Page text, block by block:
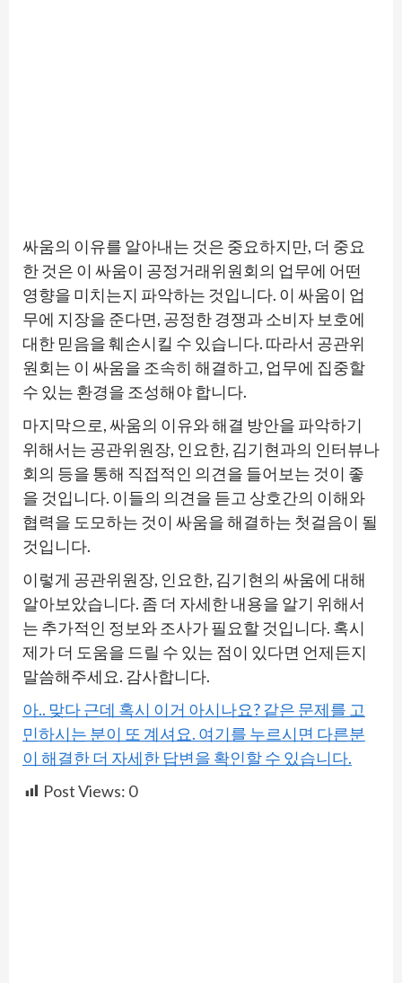
싸움의 이유를 알아내는 것은 중요하지만, 더 중요
한 것은 이 싸움이 공정거래위원회의 업무에 어떤
영향을 미치는지 파악하는 것입니다. 이 싸움이 업
무에 지장을 준다면, 공정한 경쟁과 소비자 보호에
대한 믿음을 훼손시킬 수 있습니다. 따라서 공관위
원회는 이 싸움을 조속히 해결하고, 업무에 집중할
수 있는 환경을 조성해야 합니다.
마지막으로, 싸움의 이유와 해결 방안을 파악하기
위해서는 공관위원장, 인요한, 김기현과의 인터뷰나
회의 등을 통해 직접적인 의견을 들어보는 것이 좋
을 것입니다. 이들의 의견을 듣고 상호간의 이해와
협력을 도모하는 것이 싸움을 해결하는 첫걸음이 될
것입니다.
이렇게 공관위원장, 인요한, 김기현의 싸움에 대해
알아보았습니다. 좀 더 자세한 내용을 알기 위해서
는 추가적인 정보와 조사가 필요할 것입니다. 혹시
제가 더 도움을 드릴 수 있는 점이 있다면 언제든지
말씀해주세요. 감사합니다.
아.. 맞다 근데 혹시 이거 아시나요? 같은 문제를 고
민하시는 분이 또 계셔요. 여기를 누르시면 다른분
이 해결한 더 자세한 답변을 확인할 수 있습니다.
Post Views: 0